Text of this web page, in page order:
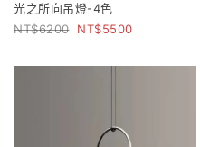
光之所向吊燈-4色
6200
5500